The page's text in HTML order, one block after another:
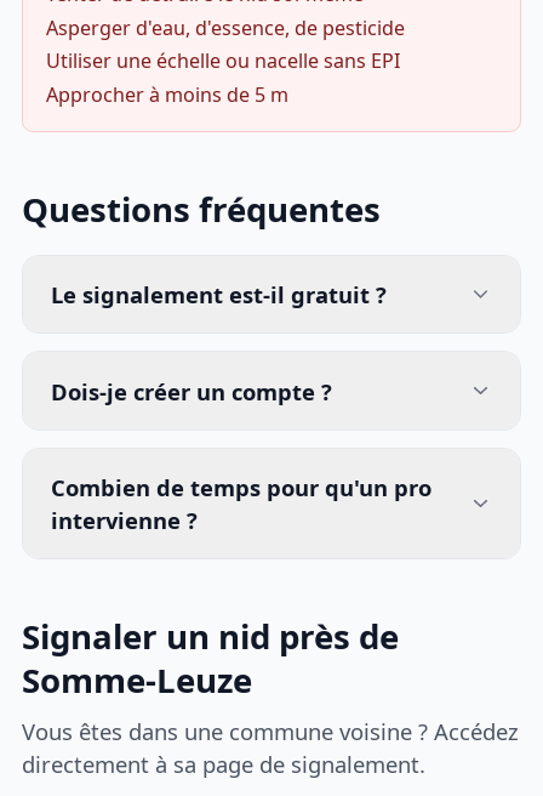
Asperger d'eau, d'essence, de pesticide
Utiliser une échelle ou nacelle sans EPI
Approcher à moins de 5 m
Questions fréquentes
Le signalement est-il gratuit ?
Dois-je créer un compte ?
Combien de temps pour qu'un pro
intervienne ?
Signaler un nid près de
Somme-Leuze
Vous êtes dans une commune voisine ? Accédez
directement à sa page de signalement.